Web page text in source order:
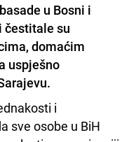
u Bosni i
čestitale su
domaćim
uspješno
i
sve osobe u BiH